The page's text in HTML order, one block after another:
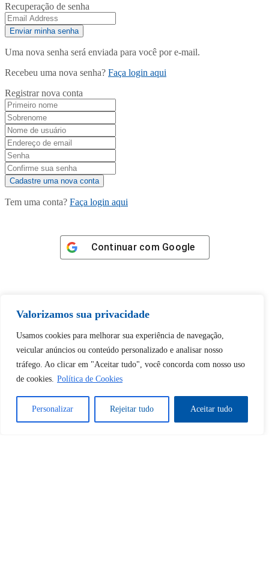
Valorizamos sua privacidade
Usamos cookies para melhorar sua experiência de navegação,
veicular anúncios ou conteúdo personalizado e analisar nosso
tráfego. Ao clicar em "Aceitar tudo", você concorda com nosso uso
de cookies. Política de Cookies
Personalizar Rejeitar tudo Aceitar tudo
Recuperação de senha
Uma nova senha será enviada para você por e-mail.
Recebeu uma nova senha? Faça login aqui
Registrar nova conta
Tem uma conta? Faça login aqui
Continuar com Google
Tem certeza de que deseja
desbloquear esta publicação?
Desbloquear esquerda : 0